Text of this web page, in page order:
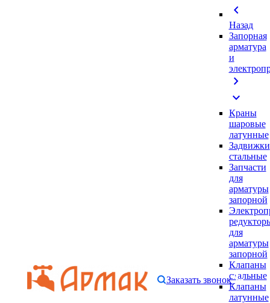
chevron_left
Назад
Запорная
арматура
и
chevron_right
expand_more
Краны
шаровые
латунные
Задвижки
стальные
Запчасти
для
арматуры
запорной
для
арматуры
запорной
Клапаны
стальные
Клапаны
латунные
Заказать звонок